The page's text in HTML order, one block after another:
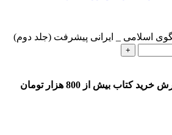
اسلامی _ ایرانی پیشرفت (جلد دوم)
کتاب بیش از 800 هزار تومان